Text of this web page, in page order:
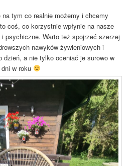
tym co realnie możemy i chcemy
coś, co korzystnie wpłynie na nasze
psychiczne. Warto też spojrzeć szerzej
nawyków żywieniowych i
dzień, a nie tylko oceniać je surowo w
w roku